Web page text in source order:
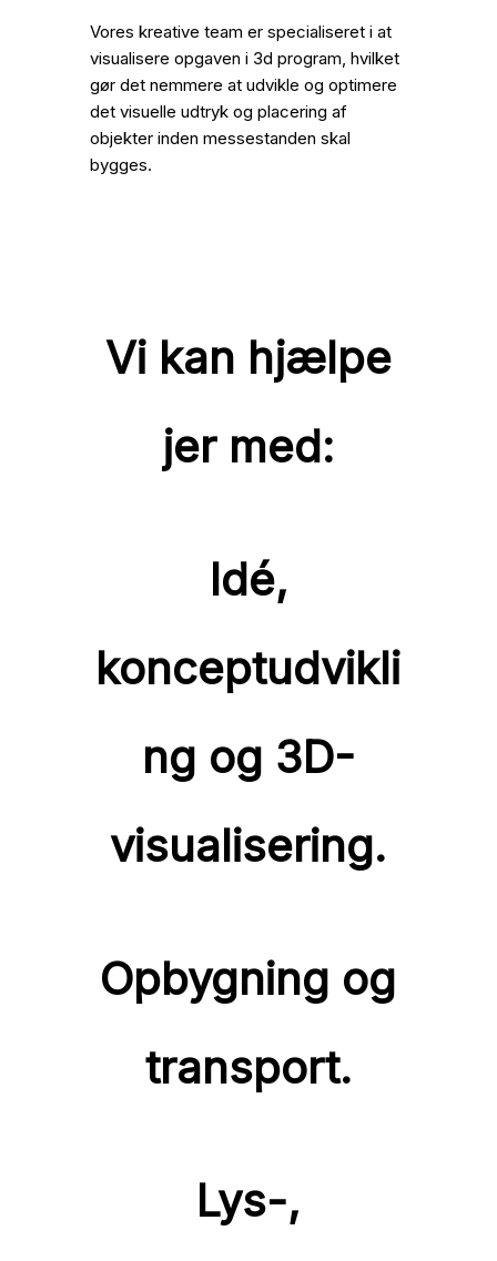
Vores kreative team er specialiseret i at
visualisere opgaven i 3d program, hvilket
gør det nemmere at udvikle og optimere
det visuelle udtryk og placering af
objekter inden messestanden skal
bygges.
Vi kan hjælpe
jer med:
Idé,
konceptudvikli
ng og 3D-
visualisering.
Opbygning og
transport.
Lys-,